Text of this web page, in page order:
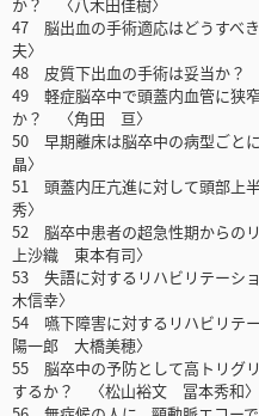
47 脳出血の手術適応はどうすべ
夫〉
48 皮質下出血の手術は妥当か？
49 軽症脳卒中で頭蓋内血管に狭
か？ 〈角田 亘〉
50 早期離床は脳卒中の病型ごと
晶〉
51 頭蓋内圧亢進に対して頭部上
秀〉
52 脳卒中患者の超急性期からの
上沙織 東本有司〉
53 失語に対するリハビリテーシ
木信幸〉
54 嚥下障害に対するリハビリテ
陽一郎 大橋美穂〉
55 脳卒中の予防として高トリグ
するか？ 〈松山裕文 冨本秀和〉